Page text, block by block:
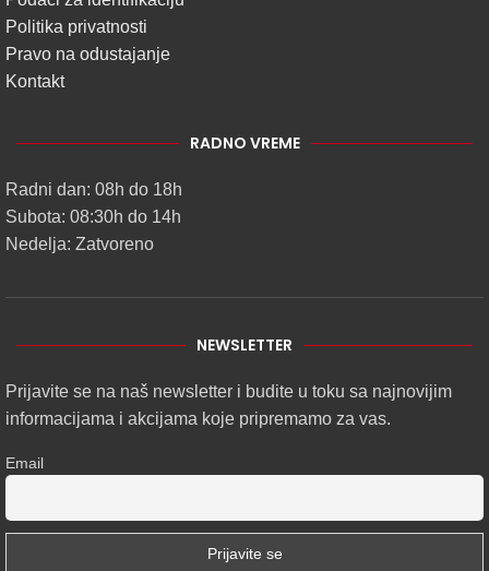
Politika privatnosti
Pravo na odustajanje
Kontakt
RADNO VREME
Radni dan: 08h do 18h
Subota: 08:30h do 14h
Nedelja: Zatvoreno
NEWSLETTER
Prijavite se na naš newsletter i budite u toku sa najnovijim
informacijama i akcijama koje pripremamo za vas.
Email